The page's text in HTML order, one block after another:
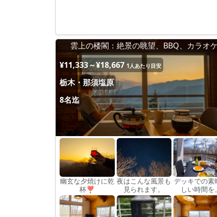
雲上の楼閣：絶景の眺望、BBQ、カラオ
¥11,333～¥18,667 1人あたり目安
栃木・那須塩原
8名迄
幽玄な夕焼けに乾
杯❣
夜はこんな風景も
見られます。
デッキでの素
しい時間を